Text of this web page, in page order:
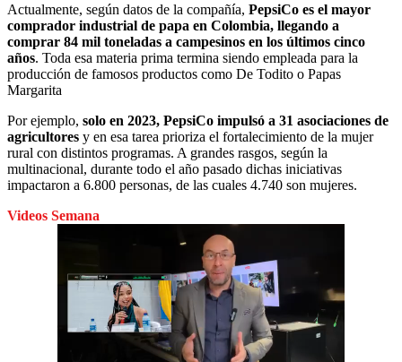
Actualmente, según datos de la compañía, PepsiCo es el mayor
comprador industrial de papa en Colombia, llegando a
comprar 84 mil toneladas a campesinos en los últimos cinco
años. Toda esa materia prima termina siendo empleada para la
producción de famosos productos como De Todito o Papas
Margarita
Por ejemplo, solo en 2023, PepsiCo impulsó a 31 asociaciones de
agricultores y en esa tarea prioriza el fortalecimiento de la mujer
rural con distintos programas. A grandes rasgos, según la
multinacional, durante todo el año pasado dichas iniciativas
impactaron a 6.800 personas, de las cuales 4.740 son mujeres.
Videos Semana